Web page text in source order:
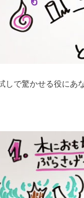
しで驚かせる役にあ